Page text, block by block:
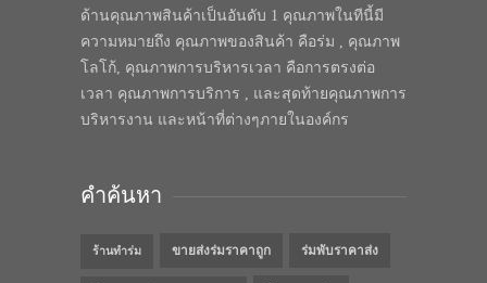
ด้านคุณภาพสินค้าเป็นอันดับ 1 คุณภาพในทีนี้มี
ความหมายถึง คุณภาพของสินค้า คือร่ม , คุณภาพ
โลโก้, คุณภาพการบริหารเวลา คือการตรงต่อ
เวลา คุณภาพการบริการ , และสุดท้ายคุณภาพการ
บริหารงาน และหน้าที่ต่างๆภายในองค์กร
คำค้นหา
ร้านทำร่ม ขายส่งร่มราคาถูก ร่มพับราคาส่ง